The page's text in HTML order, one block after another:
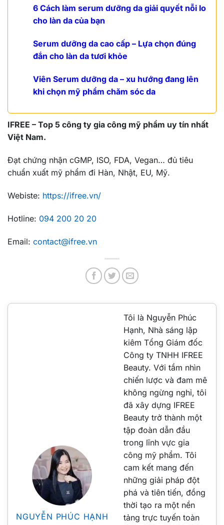
6 Cách làm serum dưỡng da giải quyết nỗi lo
cho làn da của bạn
Serum dưỡng da cao cấp – Lựa chọn đúng
đắn cho làn da tươi khỏe
Viên Serum dưỡng da – xu hướng đang lên
khi chọn mỹ phẩm chăm sóc da
IFREE – Top 5 công ty gia công mỹ phẩm uy tín nhất
Việt Nam.
Đạt chứng nhận cGMP, ISO, FDA, Vegan… đủ tiêu
chuẩn xuất mỹ phẩm đi Hàn, Nhật, EU, Mỹ.
Webiste: https://ifree.vn/
Hotline: 094 200 20 20
Email: contact@ifree.vn
NGUYỄN PHÚC HẠNH
Tôi là Nguyễn Phúc
Hạnh, Nhà sáng lập
kiêm Tổng Giám đốc
Công ty TNHH IFREE
Beauty. Với tầm nhìn
chiến lược và đam mê
không ngừng nghỉ, tôi
đã xây dựng IFREE
Beauty trở thành một
tập đoàn dẫn đầu
trong lĩnh vực gia
công mỹ phẩm. Tôi
cam kết mang đến
những giải pháp đột
phá và tiên tiến, đồng
thời tạo ra một nền
tảng trực tuyến toàn